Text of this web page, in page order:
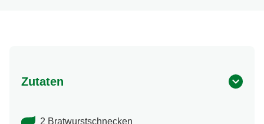
Zutaten
2 Bratwurstschnecken